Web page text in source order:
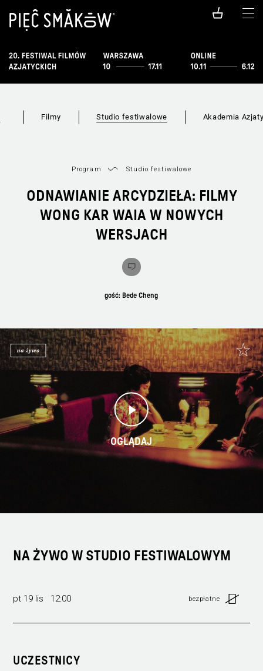
Filmy Studio festiwalowe Akademia
Program Studio festiwalowe
ODNAWIANIE ARCYDZIEŁA: FILMY
WONG KAR WAIA W NOWYCH
WERSJACH
gość: Bede Cheng
OGLĄDAJ
NA ŻYWO W STUDIO FESTIWALOWYM
pt 19 lis 12:00 bezpłatne
UCZESTNICY